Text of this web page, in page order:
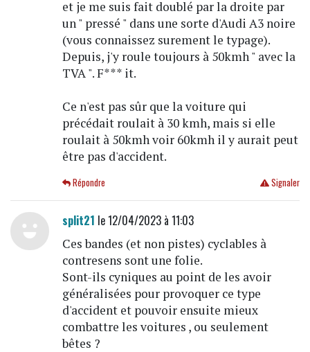
et je me suis fait doublé par la droite par
un " pressé " dans une sorte d'Audi A3 noire
(vous connaissez surement le typage).
Depuis, j'y roule toujours à 50kmh " avec la
TVA ". F*** it.
Ce n'est pas sûr que la voiture qui
précédait roulait à 30 kmh, mais si elle
roulait à 50kmh voir 60kmh il y aurait peut
être pas d'accident.
Signaler
Répondre
split21 le 12/04/2023 à 11:03
Ces bandes (et non pistes) cyclables à
contresens sont une folie.
Sont-ils cyniques au point de les avoir
généralisées pour provoquer ce type
d'accident et pouvoir ensuite mieux
combattre les voitures , ou seulement
bêtes ?